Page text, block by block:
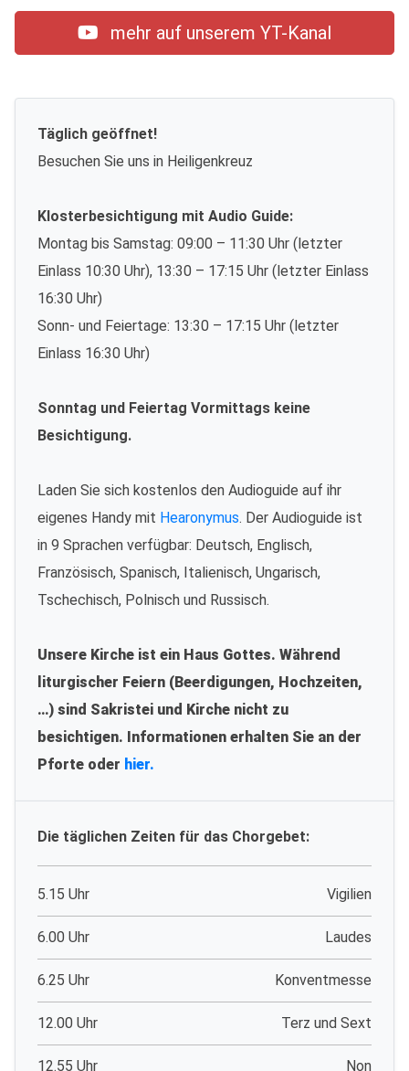
mehr auf unserem YT-Kanal
Täglich geöffnet!
Besuchen Sie uns in Heiligenkreuz
Klosterbesichtigung mit Audio Guide:
Montag bis Samstag: 09:00 – 11:30 Uhr (letzter
Einlass 10:30 Uhr), 13:30 – 17:15 Uhr (letzter Einlass
16:30 Uhr)
Sonn- und Feiertage: 13:30 – 17:15 Uhr (letzter
Einlass 16:30 Uhr)
Sonntag und Feiertag Vormittags keine
Besichtigung.
Laden Sie sich kostenlos den Audioguide auf ihr
eigenes Handy mit Hearonymus. Der Audioguide ist
in 9 Sprachen verfügbar: Deutsch, Englisch,
Französisch, Spanisch, Italienisch, Ungarisch,
Tschechisch, Polnisch und Russisch.
Unsere Kirche ist ein Haus Gottes. Während
liturgischer Feiern (Beerdigungen, Hochzeiten,
…) sind Sakristei und Kirche nicht zu
besichtigen. Informationen erhalten Sie an der
Pforte oder hier.
Die täglichen Zeiten für das Chorgebet:
5.15 Uhr Vigilien
6.00 Uhr Laudes
6.25 Uhr Konventmesse
12.00 Uhr Terz und Sext
12.55 Uhr Non